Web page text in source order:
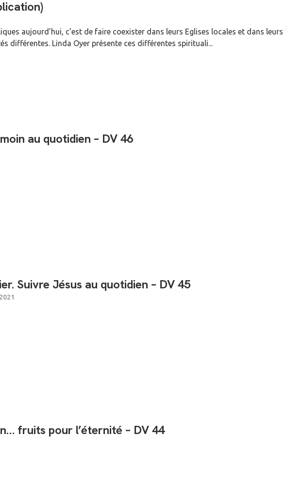
aujourd’hui, c’est de faire coexister dans leurs Eglises locales et dans leurs
différentes. Linda Oyer présente ces différentes spirituali...
au quotidien – DV 46
Suivre Jésus au quotidien – DV 45
fruits pour l’éternité – DV 44